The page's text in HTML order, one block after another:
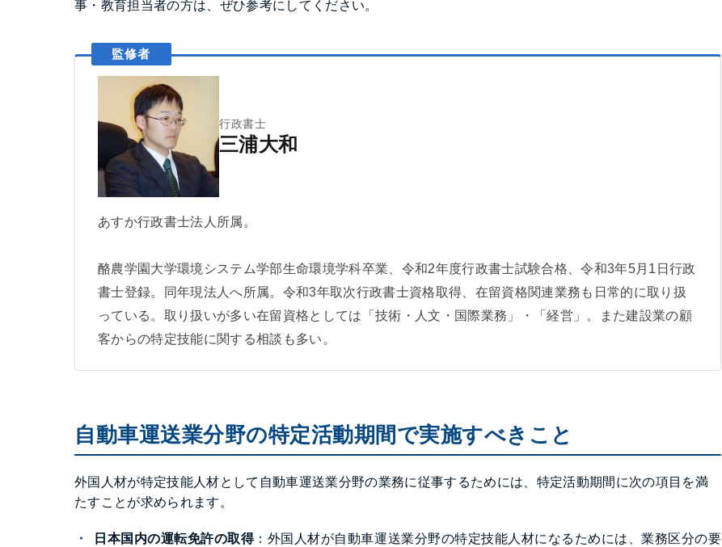
事・教育担当者の方は、ぜひ参考にしてください。
行政書士
三浦大和
あすか行政書士法人所属。
酪農学園大学環境システム学部生命環境学科卒業、令和2年度行政書士試験合格、令和3年5月1日行政
書士登録。同年現法人へ所属。令和3年取次行政書士資格取得、在留資格関連業務も日常的に取り扱
っている。取り扱いが多い在留資格としては「技術・人文・国際業務」・「経営」。また建設業の顧
客からの特定技能に関する相談も多い。
自動車運送業分野の特定活動期間で実施すべきこと
外国人材が特定技能人材として自動車運送業分野の業務に従事するためには、特定活動期間に次の項目を満
たすことが求められます。
日本国内の運転免許の取得：外国人材が自動車運送業分野の特定技能人材になるためには、業務区分の要